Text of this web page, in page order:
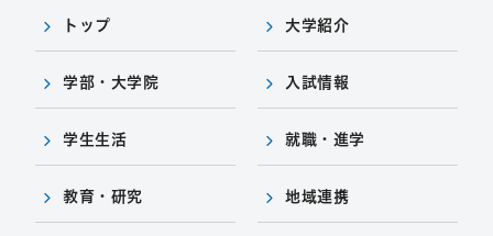
トップ 大学紹介
学部・大学院 入試情報
学生生活 就職・進学
教育・研究 地域連携